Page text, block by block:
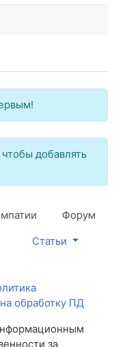
чтобы добавлять
Форум
Статьи
обработку ПД
за